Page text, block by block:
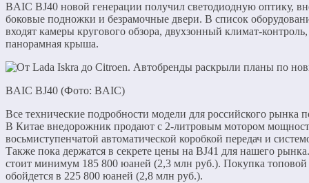
BAIC BJ40 новой генерации получил светодиодную оптику,
боковые подножки и безрамочные двери. В список
входят камеры кругового обзора, двухзонный климат-
панорамная крыша.
BAIC BJ40 (Фото: BAIC)
Все технические подробности модели для российского рынка
В Китае внедорожник продают с 2-литровым мотором
восьмиступенчатой автоматической коробкой передач и
Также пока держатся в секрете цены на BJ41 для нашего
стоит минимум 185 800 юаней (2,3 млн руб.). Покупка
обойдется в 225 800 юаней (2,8 млн руб.).